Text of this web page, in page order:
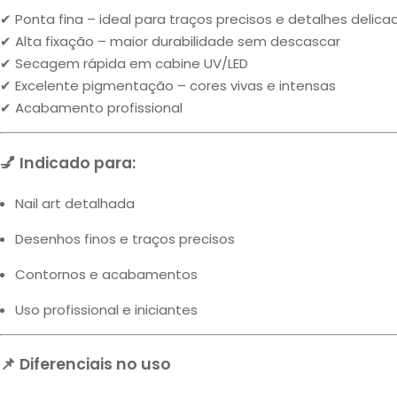
✔ Ponta fina – ideal para traços precisos e detalhes
✔ Alta fixação – maior durabilidade sem descascar
✔ Secagem rápida em cabine UV/LED
✔ Excelente pigmentação – cores vivas e intensas
✔ Acabamento profissional
💅 Indicado para:
Nail art detalhada
Desenhos finos e traços precisos
Contornos e acabamentos
Uso profissional e iniciantes
📌 Diferenciais no uso